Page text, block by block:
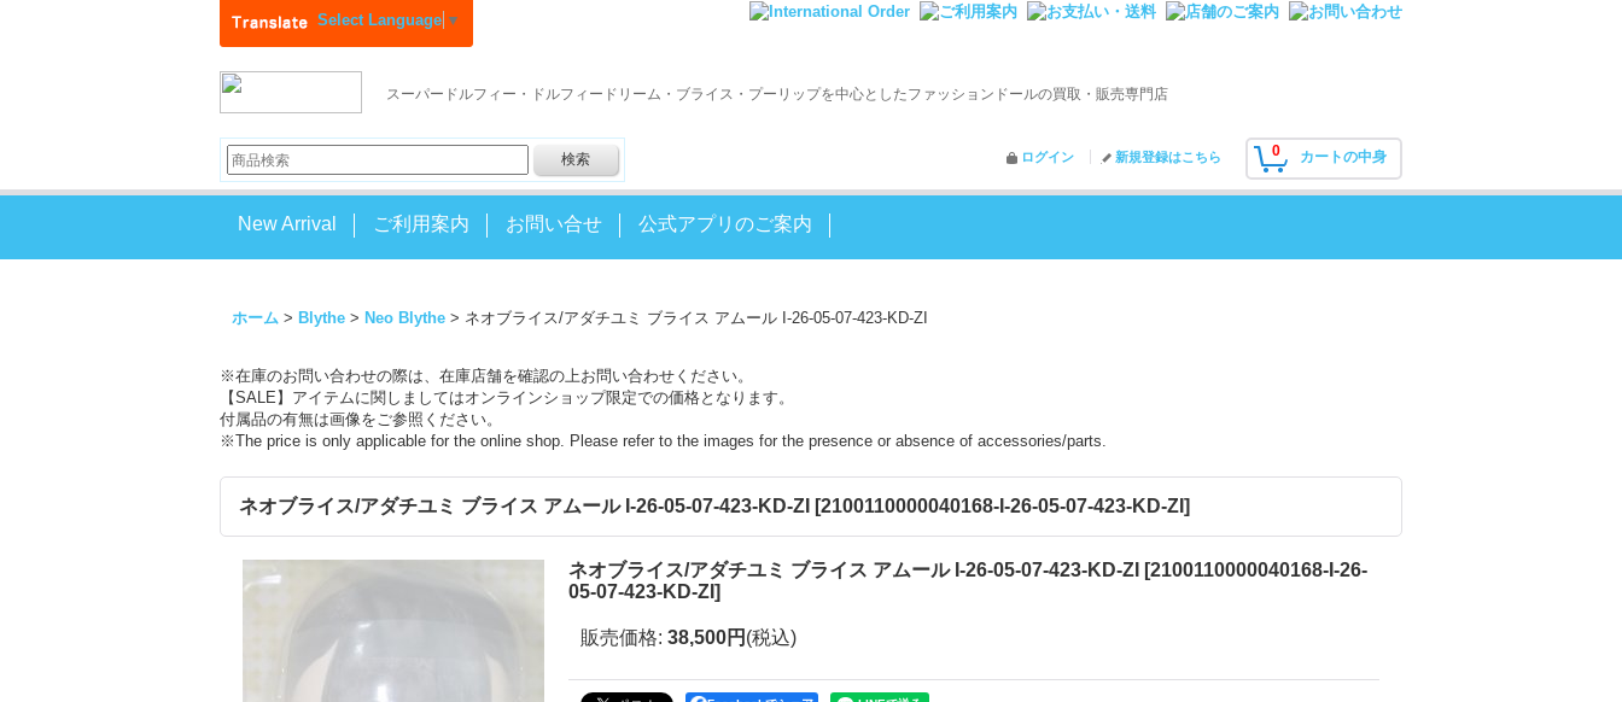
Select Language ▼
スーパードルフィー・ドルフィードリーム・ブライス・プーリップを中心としたファッションドールの買取・販売専門店
0 カートの中身
ログイン 新規登録はこちら
New Arrival ご利用案内 お問い合せ 公式アプリのご案内
ホーム > Blythe > Neo Blythe > ネオブライス/アダチユミ ブライス アムール I-26-05-07-423-KD-ZI
※在庫のお問い合わせの際は、在庫店舗を確認の上お問い合わせください。
【SALE】アイテムに関しましてはオンラインショップ限定での価格となります。
付属品の有無は画像をご参照ください。
※The price is only applicable for the online shop. Please refer to the images for the presence or absence of accessories/parts.
ネオブライス/アダチユミ ブライス アムール I-26-05-07-423-KD-ZI [2100110000040168-I-26-05-07-423-KD-ZI ]
ネオブライス/アダチユミ ブライス アムール I-26-05-07-423-KD-ZI [2100110000040168-I-26-
05-07-423-KD-ZI ]
販売価格: 38,500円 (税込)